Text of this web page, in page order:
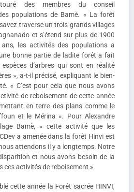
des membres du conseil
populations de Bamè. « La forêt
traverse un trois grands villages
et s’étend sur plus de 1900
les activités des populations a
bonne partie de ladite forêt a fait
d’arbres qui sont en réalité
», a-t-il précisé, expliquant le bien-
« C’est pour cela que nous avons
de reboisement de cette année
en terre des plans comme le
et le Mérina ». Pour Alexandre
Bamè, « cette activité que les
a amenée dans la forêt Hinvi est
attendons il y a longtemps. Notre
et nous avons besoin de la
ces activités de reboisement ».
cette année la Forêt sacrée HINVI,